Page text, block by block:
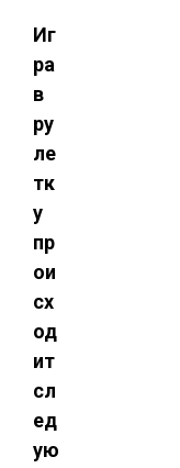
Иг
ра
в
ру
ле
тк
у
пр
ои
сх
од
ит
сл
ед
ую